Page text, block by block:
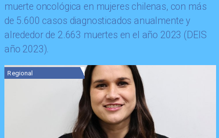
muerte oncológica en mujeres chilenas, con más
de 5.600 casos diagnosticados anualmente y
alrededor de 2.663 muertes en el año 2023 (DEIS
año 2023).
Regional